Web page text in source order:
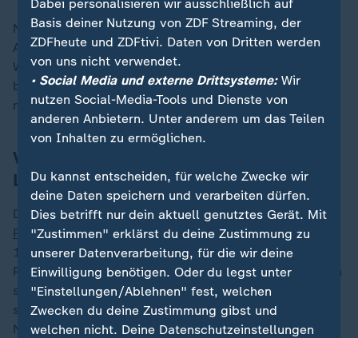
Norma startet sogar zwischen Anfang und Mitte
August. "Grundsätzlich stellen wir fest, dass das
Weihnachtssortiment in ganz Deutschland bereits jetzt
bei den Kunden gut ankommt", teilt das Unternehmen
mit.
Verbraucher essen am liebsten
Lebkuchen
Die Lambertz-Gruppe begann im Junimit der
Produktion von Printen, Lebkuchen und Stollen . Bis zu
10.000 Paletten täglich verlassen die
Produktionslager. Nicht wenige Verbraucher wünschten
sich, dass die Gebäcke ganzjährig angeboten werden,
sagt Lambertz-Sprecher Martin Heinen. In einigen
Nachbarländern sei dies bereits der Fall. Beim Verkauf
Dabei personalisieren wir ausschließlich auf
Basis deiner Nutzung von ZDF Streaming, der
ZDFheute und ZDFtivi. Daten von Dritten werden
von uns nicht verwendet.
• Social Media und externe Drittsysteme:Wir
nutzen Social-Media-Tools und Dienste von
anderen Anbietern. Unter anderem um das Teilen
von Inhalten zu ermöglichen.
Du kannst entscheiden, für welche Zwecke wir
deine Daten speichern und verarbeiten dürfen.
Dies betrifft nur dein aktuell genutztes Gerät. Mit
"Zustimmen" erklärst du deine Zustimmung zu
unserer Datenverarbeitung, für die wir deine
Einwilligung benötigen. Oder du legst unter
"Einstellungen/Ablehnen" fest, welchen
Zwecken du deine Zustimmung gibst und
welchen nicht. Deine Datenschutzeinstellungen